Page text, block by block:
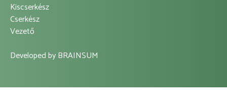
Footer
Center
Menu
Kiscserkész
Cserkész
Vezető
Developed byBRAINSUM